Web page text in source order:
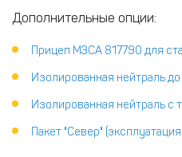
Дополнительные опции:
Прицеп МЗСА 817790 для
Изолированная нейтраль
Изолированная нейтраль с
Пакет "Север"